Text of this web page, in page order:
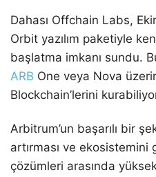
Dahası Offchain Labs,
Orbit yazılım paketiyle
başlatma imkanı sundu.
ARB One veya Nova
Blockchain’lerini
Arbitrum’un başarılı bir
artırması ve
çözümleri arasında